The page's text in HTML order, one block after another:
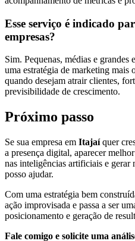
Esse serviço é indicado
empresas?
Sim. Pequenas, médias e grandes
uma estratégia de marketing mais
quando desejam atrair clientes,
previsibilidade de crescimento.
Próximo passo
Se sua empresa em Itajaíquer
a presença digital, aparecer
nas inteligências artificiais e gerar
posso ajudar.
Com uma estratégia bem
ação improvisada e passa a ser
posicionamento e geração de
Fale comigo e solicite uma